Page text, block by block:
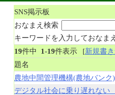
SNS掲示板
おなまえ検索
キーワードを入力しておなま
19件中 1-19件表示 [新規書
題名
農地中間管理機構(農地バンク)
デジタル社会に乗り遅れない